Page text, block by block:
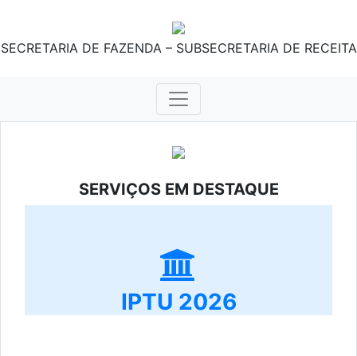
SECRETARIA DE FAZENDA – SUBSECRETARIA DE RECEITA
SERVIÇOS EM DESTAQUE
IPTU 2026